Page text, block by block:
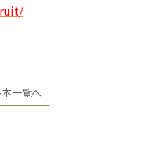
一覧へ